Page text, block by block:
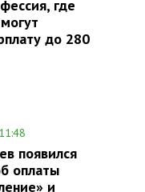
где
до 280
появился
оплаты
и